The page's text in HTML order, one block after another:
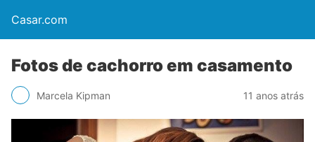
Casar.com
Fotos de cachorro em casamento
Marcela Kipman 11 anos atrás